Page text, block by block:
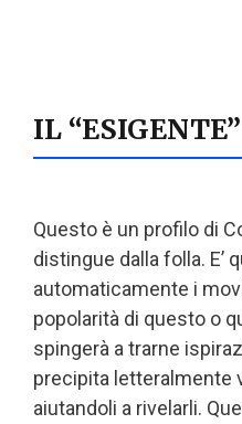
IL
Questo è un profilo di
distingue dalla folla. E’
automaticamente i
popolarità di questo o
spingerà a trarne
precipita letteralmente
aiutandoli a rivelarli.